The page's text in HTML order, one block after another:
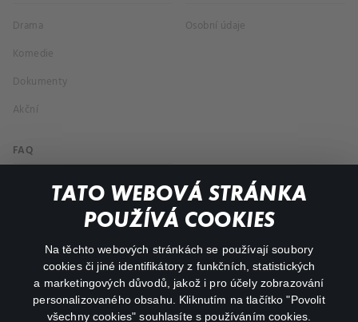
TATO WEBOVÁ STRÁNKA
POUŽÍVÁ COOKIES
Na těchto webových stránkách se používají soubory
cookies či jiné identifikátory z funkčních, statistických
a marketingových důvodů, jakož i pro účely zobrazování
personalizovaného obsahu. Kliknutím na tlačítko "Povolit
všechny cookies" souhlasíte s používáním cookies.
Drama
Komedie
Dokumenty
Akční
Osobní údaje
FAQ
Můj účet
Důležité odkazy
facebookinstagram
youtube